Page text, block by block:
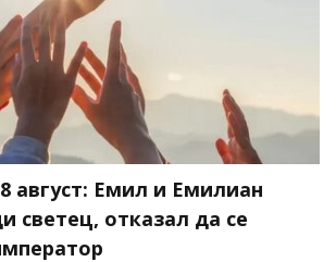
август: Емил и Емилиан
светец, отказал да се